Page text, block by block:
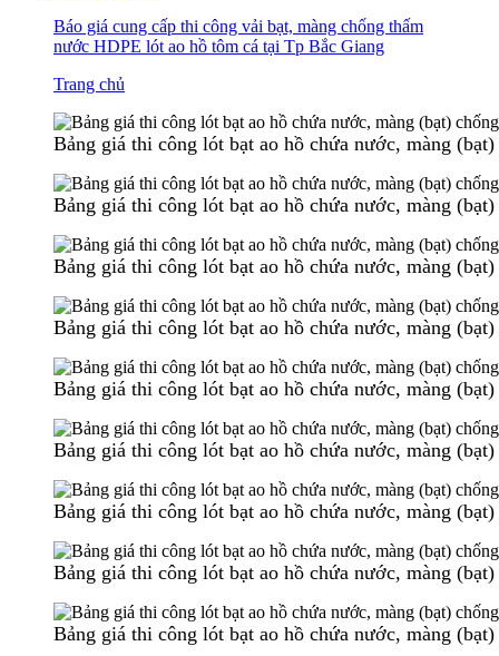
Báo giá cung cấp thi công vải bạt, màng chống thấm
nước HDPE lót ao hồ tôm cá tại Tp Bắc Giang
Trang chủ
Bảng giá thi công lót bạt ao hồ chứa nước, màng
Bảng giá thi công lót bạt ao hồ chứa nước, màng
Bảng giá thi công lót bạt ao hồ chứa nước, màng
Bảng giá thi công lót bạt ao hồ chứa nước, màng
Bảng giá thi công lót bạt ao hồ chứa nước, màng
Bảng giá thi công lót bạt ao hồ chứa nước, màng
Bảng giá thi công lót bạt ao hồ chứa nước, màng
Bảng giá thi công lót bạt ao hồ chứa nước, màng
Bảng giá thi công lót bạt ao hồ chứa nước, màng